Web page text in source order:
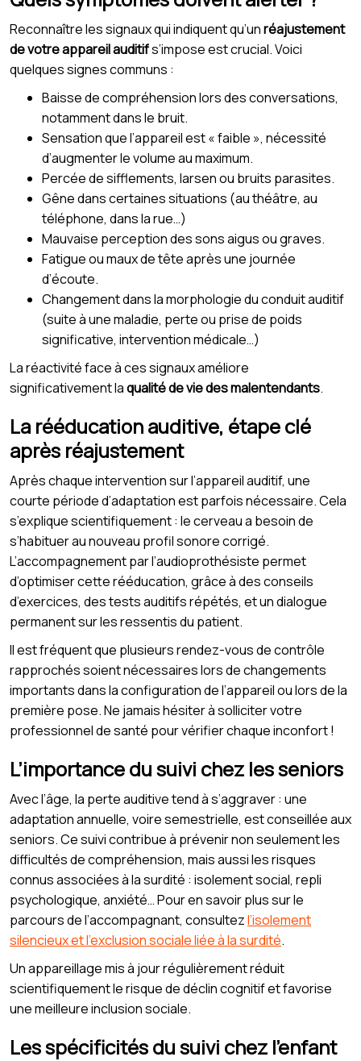
Reconnaître les signaux qui indiquent qu’unréajustement
de votre appareil auditifs’impose est crucial. Voici
quelques signes communs :
Baisse de compréhension lors des conversations,
notamment dans le bruit.
Sensation que l’appareil est « faible », nécessité
d’augmenter le volume au maximum.
Percée de sifflements, larsen ou bruits parasites.
Gêne dans certaines situations (au théâtre, au
téléphone, dans la rue…)
Mauvaise perception des sons aigus ou graves.
Fatigue ou maux de tête après une journée
d’écoute.
Changement dans la morphologie du conduit auditif
(suite à une maladie, perte ou prise de poids
significative, intervention médicale…)
La réactivité face à ces signaux améliore
significativement laqualité de vie des malentendants.
La rééducation auditive, étape clé
après réajustement
Après chaque intervention sur l’appareil auditif, une
courte période d’adaptation est parfois nécessaire. Cela
s’explique scientifiquement : le cerveau a besoin de
s’habituer au nouveau profil sonore corrigé.
L’accompagnement par l’audioprothésiste permet
d’optimiser cette rééducation, grâce à des conseils
d’exercices, des tests auditifs répétés, et un dialogue
permanent sur les ressentis du patient.
Il est fréquent que plusieurs rendez-vous de contrôle
rapprochés soient nécessaires lors de changements
importants dans la configuration de l’appareil ou lors de la
première pose. Ne jamais hésiter à solliciter votre
professionnel de santé pour vérifier chaque inconfort !
L’importance du suivi chez les seniors
Avec l’âge, la perte auditive tend à s’aggraver : une
adaptation annuelle, voire semestrielle, est conseillée aux
seniors. Ce suivi contribue à prévenir non seulement les
difficultés de compréhension, mais aussi les risques
connus associées à la surdité : isolement social, repli
psychologique, anxiété… Pour en savoir plus sur le
parcours de l’accompagnant, consultezl’isolement
silencieux et l’exclusion sociale liée à la surdité.
Un appareillage mis à jour régulièrement réduit
scientifiquement le risque de déclin cognitif et favorise
une meilleure inclusion sociale.
Les spécificités du suivi chez l’enfant